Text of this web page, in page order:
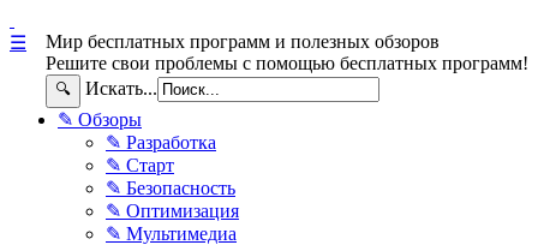
Мир бесплатных программ и полезных обзоров
Решите свои проблемы с помощью бесплатных программ!
🔍 Искать...
☰
✎ Обзоры
✎ Разработка
✎ Старт
✎ Безопасность
✎ Оптимизация
✎ Мультимедиа